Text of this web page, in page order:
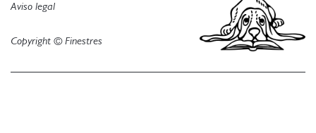
Aviso legal
Copyright © Finestres